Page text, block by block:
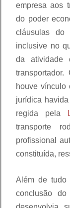
empresa aos
do poder
cláusulas do
inclusive no
da atividade
houve vínculo
jurídica
regida pela
transporte
profissional
constituída,
Além de tudo
conclusão